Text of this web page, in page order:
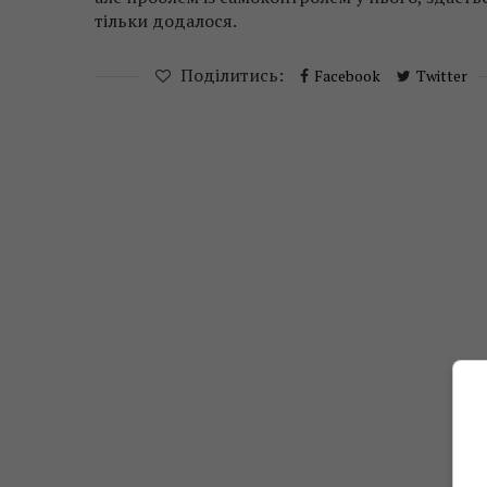
тільки додалося.
Поділитись: Facebook Twitter